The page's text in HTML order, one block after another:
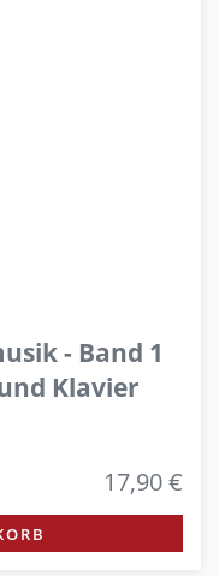
- Band 1
Klavier
17,90 €